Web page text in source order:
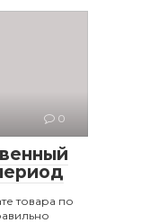
0
товара по